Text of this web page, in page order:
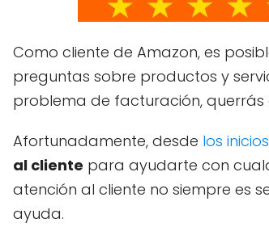
Como cliente de Amazon, es
preguntas sobre productos y
problema de facturación,
Afortunadamente, desde los
al cliente para ayudarte con
atención al cliente no siempre es
ayuda.